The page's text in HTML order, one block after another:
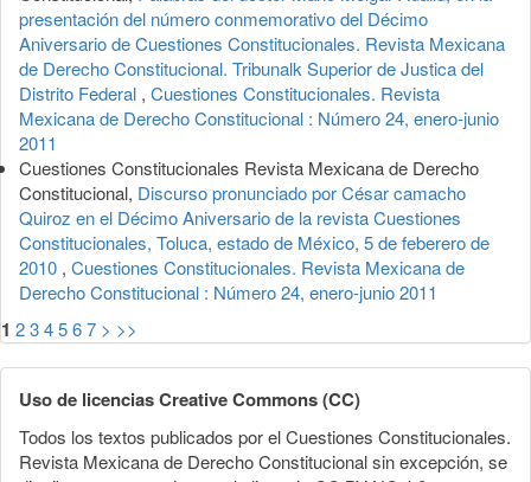
presentación del número conmemorativo del Décimo
Aniversario de Cuestiones Constitucionales. Revista Mexicana
de Derecho Constitucional. Tribunalk Superior de Justica del
Distrito Federal , Cuestiones Constitucionales. Revista
Mexicana de Derecho Constitucional : Número 24, enero-junio
2011
Cuestiones Constitucionales Revista Mexicana de Derecho
Constitucional, Discurso pronunciado por César camacho
Quiroz en el Décimo Aniversario de la revista Cuestiones
Constitucionales, Toluca, estado de México, 5 de feberero de
2010 , Cuestiones Constitucionales. Revista Mexicana de
Derecho Constitucional : Número 24, enero-junio 2011
1 234567 > >>
Uso de licencias Creative Commons (CC)
Todos los textos publicados por el Cuestiones Constitucionales.
Revista Mexicana de Derecho Constitucional sin excepción, se